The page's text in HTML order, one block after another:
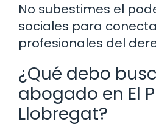
No subestimes el
sociales para
profesionales del
¿Qué debo
abogado en El
Llobregat?